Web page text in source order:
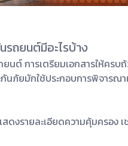
รถยนต์มีอะไรบ้าง
นต์ การเตรียมเอกสารให้คร
กันภัยมักใช้ประกอบการพิจารณ
รายละเอียดความคุ้มครอง เ